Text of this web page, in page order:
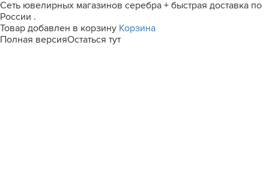
Сеть ювелирных магазинов серебра + быстрая доставка по
России .
Товар добавлен в корзину Корзина
Полная версияОстаться тут